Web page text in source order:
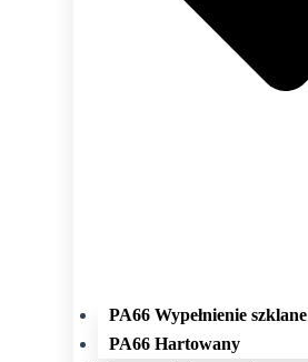
PA66 Wypełnienie szklane
PA66 Hartowany